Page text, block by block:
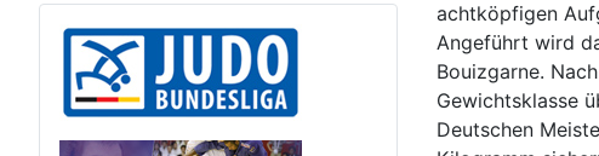
achtköpfigen
Angeführt wird
Bouizgarne.
Gewichtsklasse
Deutschen